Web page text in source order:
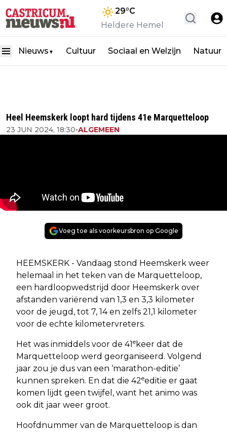
29°C
Heldere Hemel
Nieuws ▼ Cultuur Sociaal en Welzijn Natuur
Heel Heemskerk loopt hard tijdens 41e Marquetteloop
23 JUN 2024, 18:30•ALGEMEEN
Voeg toe als voorkeursbron op Google
HEEMSKERK - Vandaag stond Heemskerk weer
helemaal in het teken van de Marquetteloop,
een hardloopwedstrijd door Heemskerk over
afstanden variërend van 1,3 en 3,3 kilometer
voor de jeugd, tot 7, 14 en zelfs 21,1 kilometer
voor de echte kilometervreters.
Het was inmiddels voor de 41e keer dat de
Marquetteloop werd georganiseerd. Volgend
jaar zou je dus van een ‘marathon-editie’
kunnen spreken. En dat die 42eeditie er gaat
komen lijdt geen twijfel, want het animo was
ook dit jaar weer groot.
Hoofdnummer van de Marquetteloop is dan